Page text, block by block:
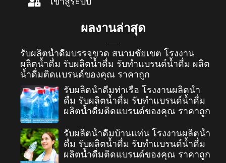
ผลงานล่าสุด
รับผลิตน้ำดื่มบรรจุขวด สนามชัยเขต โรงงาน
ผลิตน้ำดื่ม รับผลิตน้ำดื่ม รับทำแบรนด์น้ำดื่ม ผลิต
น้ำดื่มติดแบรนด์ของคุณ ราคาถูก
รับผลิตน้ำดื่มท่าเรือ โรงงานผลิตน้ำ
ดื่ม รับผลิตน้ำดื่ม รับทำแบรนด์น้ำดื่ม
ผลิตน้ำดื่มติดแบรนด์ของคุณ ราคาถูก
รับผลิตน้ำดื่มบ้านแท่น โรงงานผลิตน้ำ
ดื่ม รับผลิตน้ำดื่ม รับทำแบรนด์น้ำดื่ม
ผลิตน้ำดื่มติดแบรนด์ของคุณ ราคาถูก